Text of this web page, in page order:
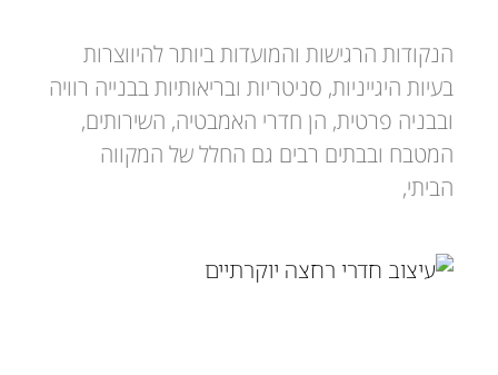
הנקודות הרגישות והמועדות ביותר להיווצרות
בעיות היגייניות, סניטריות ובריאותיות בבנייה רוויה
ובבניה פרטית, הן חדרי האמבטיה, השירותים,
המטבח ובבתים רבים גם החלל של המקווה
הביתי,